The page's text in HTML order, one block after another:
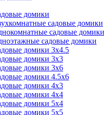
домики
садовые домики
садовые домики
садовые домики
домики 3x4.5
домики 3х3
домики 3х6
домики 4.5x6
домики 4x3
домики 4x4
домики 5х4
домики 5х5